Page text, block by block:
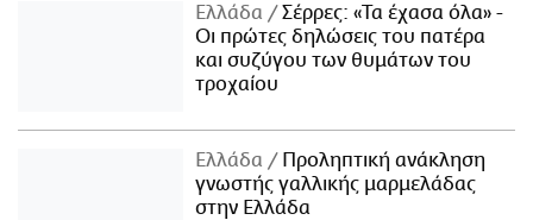
Ελλάδα
Σέρρες: «Τα έχασα όλα» -
Οι πρώτες δηλώσεις του πατέρα
και συζύγου των θυμάτων του
τροχαίου
Ελλάδα
Προληπτική ανάκληση
γνωστής γαλλικής μαρμελάδας
στην Ελλάδα